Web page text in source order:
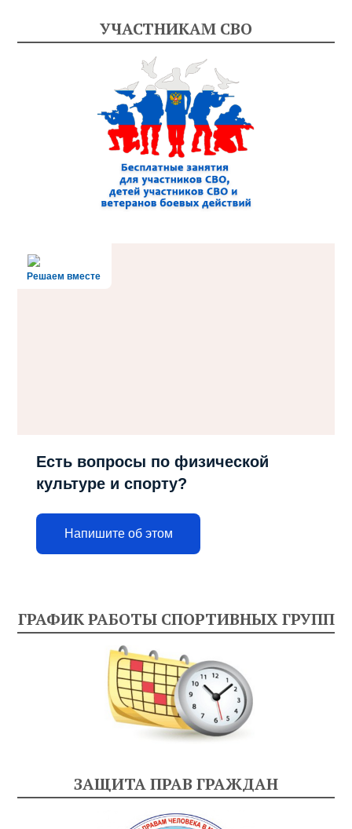
УЧАСТНИКАМ СВО
Решаем вместе
Есть вопросы по физической
культуре и спорту?
Напишите об этом
ГРАФИК РАБОТЫ СПОРТИВНЫХ ГРУПП
ЗАЩИТА ПРАВ ГРАЖДАН